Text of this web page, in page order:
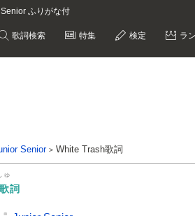
ふりがな付
歌詞検索 特集 検定 ラ
Senior White Trash歌詞
ゅ
歌詞